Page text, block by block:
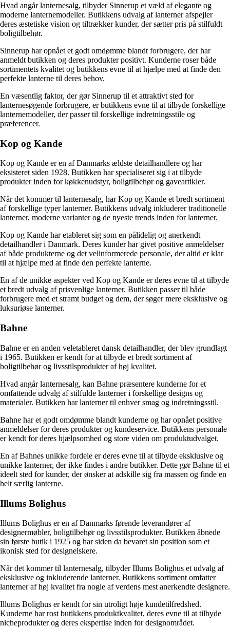
Hvad angår lanternesalg, tilbyder Sinnerup et væld af elegante og
moderne lanternemodeller. Butikkens udvalg af lanterner afspejler
deres æstetiske vision og tiltrækker kunder, der sætter pris på stilfuldt
boligtilbehør.
Sinnerup har opnået et godt omdømme blandt forbrugere, der har
anmeldt butikken og deres produkter positivt. Kunderne roser både
sortimentets kvalitet og butikkens evne til at hjælpe med at finde den
perfekte lanterne til deres behov.
En væsentlig faktor, der gør Sinnerup til et attraktivt sted for
lanternesøgende forbrugere, er butikkens evne til at tilbyde forskellige
lanternemodeller, der passer til forskellige indretningsstile og
præferencer.
Kop og Kande
Kop og Kande er en af Danmarks ældste detailhandlere og har
eksisteret siden 1928. Butikken har specialiseret sig i at tilbyde
produkter inden for køkkenudstyr, boligtilbehør og gaveartikler.
Når det kommer til lanternesalg, har Kop og Kande et bredt sortiment
af forskellige typer lanterner. Butikkens udvalg inkluderer traditionelle
lanterner, moderne varianter og de nyeste trends inden for lanterner.
Kop og Kande har etableret sig som en pålidelig og anerkendt
detailhandler i Danmark. Deres kunder har givet positive anmeldelser
af både produkterne og det velinformerede personale, der altid er klar
til at hjælpe med at finde den perfekte lanterne.
En af de unikke aspekter ved Kop og Kande er deres evne til at tilbyde
et bredt udvalg af prisvenlige lanterner. Butikken passer til både
forbrugere med et stramt budget og dem, der søger mere eksklusive og
luksuriøse lanterner.
Bahne
Bahne er en anden veletableret dansk detailhandler, der blev grundlagt
i 1965. Butikken er kendt for at tilbyde et bredt sortiment af
boligtilbehør og livsstilsprodukter af høj kvalitet.
Hvad angår lanternesalg, kan Bahne præsentere kunderne for et
omfattende udvalg af stilfulde lanterner i forskellige designs og
materialer. Butikken har lanterner til enhver smag og indretningsstil.
Bahne har et godt omdømme blandt kunderne og har opnået positive
anmeldelser for deres produkter og kundeservice. Butikkens personale
er kendt for deres hjælpsomhed og store viden om produktudvalget.
En af Bahnes unikke fordele er deres evne til at tilbyde eksklusive og
unikke lanterner, der ikke findes i andre butikker. Dette gør Bahne til et
ideelt sted for kunder, der ønsker at adskille sig fra massen og finde en
helt særlig lanterne.
Illums Bolighus
Illums Bolighus er en af Danmarks førende leverandører af
designermøbler, boligtilbehør og livsstilsprodukter. Butikken åbnede
sin første butik i 1925 og har siden da bevaret sin position som et
ikonisk sted for designelskere.
Når det kommer til lanternesalg, tilbyder Illums Bolighus et udvalg af
eksklusive og inkluderende lanterner. Butikkens sortiment omfatter
lanterner af høj kvalitet fra nogle af verdens mest anerkendte designere.
Illums Bolighus er kendt for sin utroligt høje kundetilfredshed.
Kunderne har rost butikkens produktkvalitet, deres evne til at tilbyde
nicheprodukter og deres ekspertise inden for designområdet.